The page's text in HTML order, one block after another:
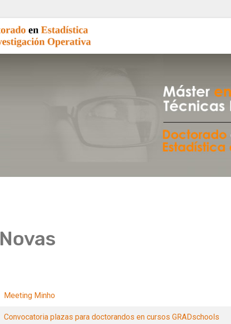
Novas
Meeting Minho
Convocatoria plazas para doctorandos en cursos GRADschools